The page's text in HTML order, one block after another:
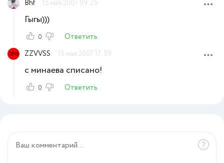
Bhf 15 мая 2007 09:25
Гыгы)))
0
Ответить
ZZVVSS
15 мая 2007 17:59
с минаева списано!
0 Ответить